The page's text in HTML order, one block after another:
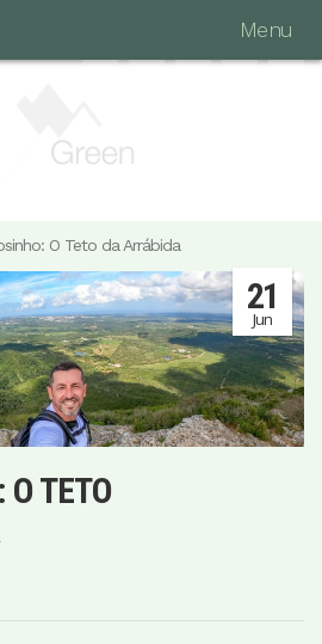
Menu
O Teto da Arrábida
O TETO
21
Jun